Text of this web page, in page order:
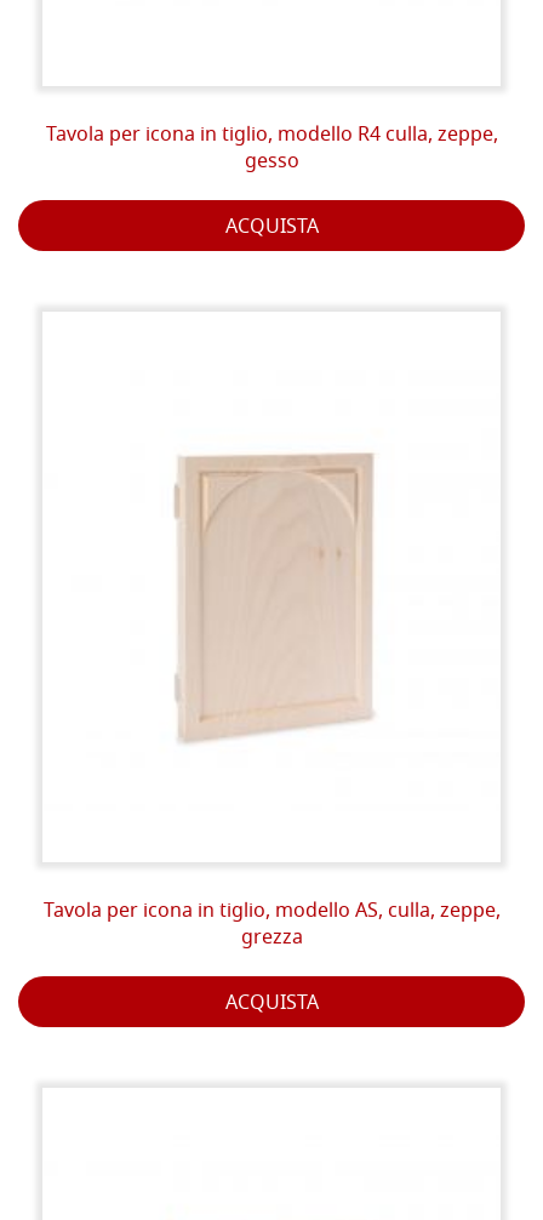
Tavola per icona in tiglio, modello R4 culla, zeppe,
gesso
ACQUISTA
Tavola per icona in tiglio, modello AS, culla, zeppe,
grezza
ACQUISTA